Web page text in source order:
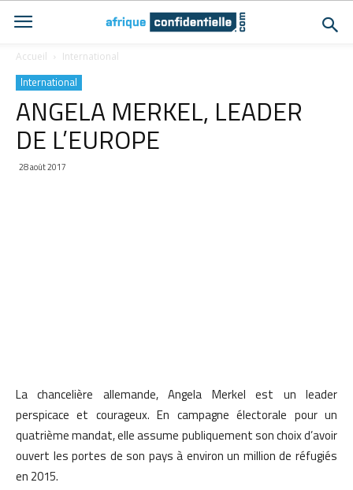
Accueil International
International
ANGELA MERKEL, LEADER
DE L’EUROPE
28 août 2017
La chancelière allemande, Angela Merkel est un leader
perspicace et courageux. En campagne électorale pour un
quatrième mandat, elle assume publiquement son choix d’avoir
ouvert les portes de son pays à environ un million de réfugiés
en 2015.